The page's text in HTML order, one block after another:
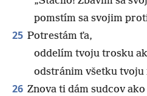
pomstím sa svojim
25 Potrestám ťa,
oddelím tvoju trosku
odstránim všetku tvoju
26 Znova ti dám sudcov